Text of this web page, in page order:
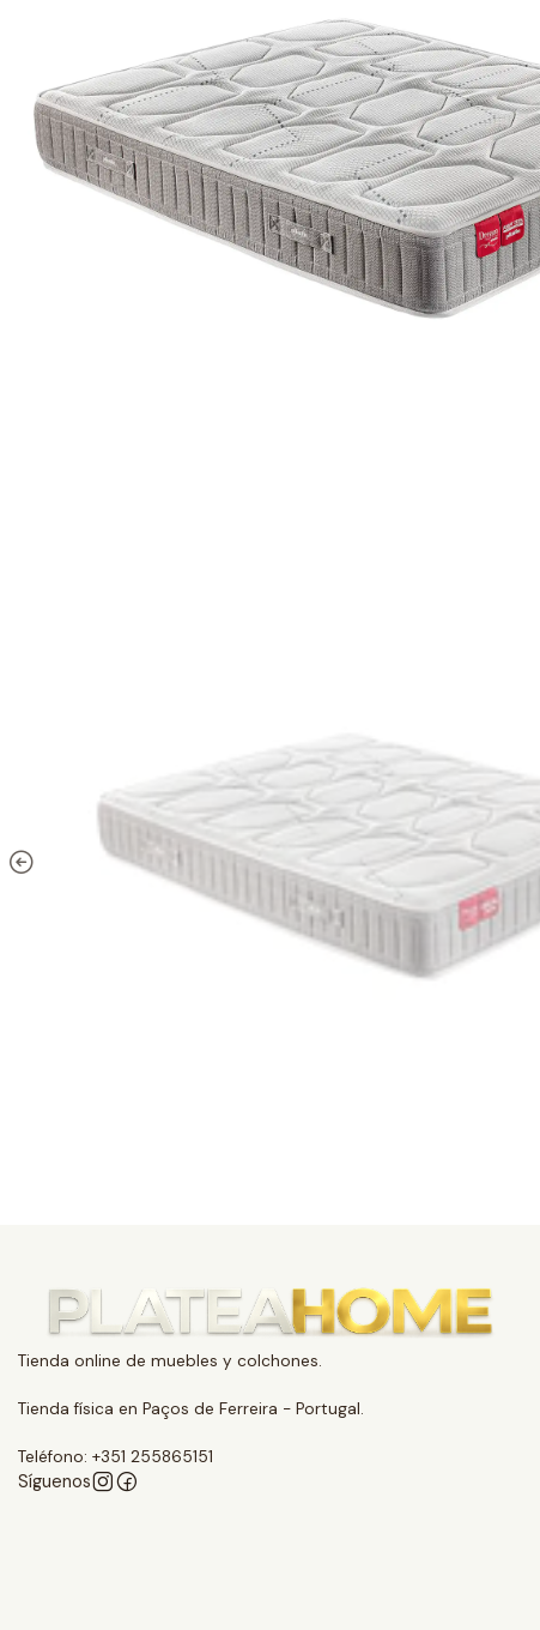
Tienda online de muebles y colchones.
Tienda física en Paços de Ferreira - Portugal.
Teléfono: +351 255865151
Síguenos